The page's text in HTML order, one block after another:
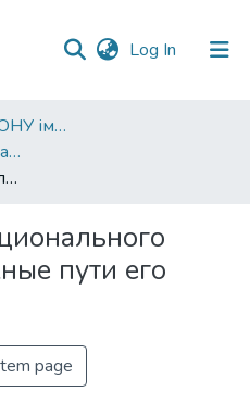
Log In (current)
Наукові видання ОНУ імені І. І. Мечникова
Ринкова економіка: сучасна теорія і практика управління
Особенности “национального рынка” и возможные пути его развития
пути его
page